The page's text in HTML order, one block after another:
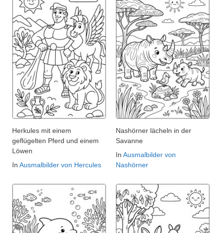
Herkules mit einem
geflügelten Pferd und einem
Löwen
In Ausmalbilder von Hercules
Nashörner lächeln in der
Savanne
In Ausmalbilder von
Nashörner